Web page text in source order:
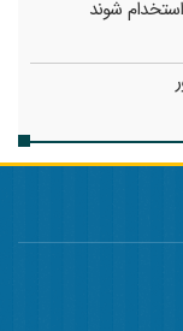
شوند